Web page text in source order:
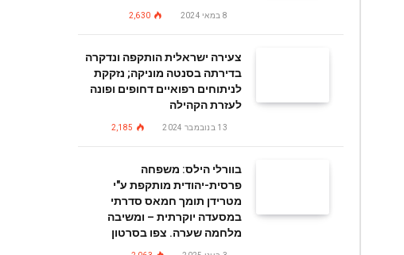
8 במאי 2024 2,630
צעירה ישראלית הותקפה ונדקרה
בדירתה בסנטה מוניקה; נזקקת
לניתוחים רפואיים דחופים ופונה
לעזרת הקהילה
13 בנובמבר 2024 2,185
בוורלי הילס: משפחה
פרסית-יהודית מותקפת ע"י
מטרידן תומך חמאס סדרתי
במסעדה יוקרתית – ומשיבה
מלחמה שערה. צפו בסרטון